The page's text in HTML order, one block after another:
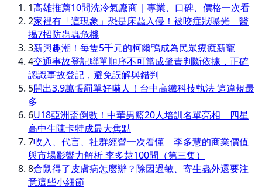
1高雄推薦10間洗冷氣廠商｜專業、口碑、價格一次看
2家裡有「這現象」恐是床蝨入侵！被咬症狀曝光 醫
揭7招防蟲蟲危機
3新興趣潮！每隻5千元的柯爾鴨成為民眾療癒新寵
4交通事故登記聯單順序不可當成肇責判斷依據，正確
認識事故登記，避免誤解與錯判
5開出3.9萬張罰單好嚇人！台中高鐵科技執法 這違規最
多
6U18亞洲盃倒數！中華男籃20人培訓名單亮相 四星
高中生陳卡特成最大焦點
7收入、代言、社群經營一次看懂 李多慧的商業價值
與市場影響力解析 李多慧100問（第三集）
8倉鼠得了皮膚病怎麼辦？除因過敏、寄生蟲外還要注
意這些小細節